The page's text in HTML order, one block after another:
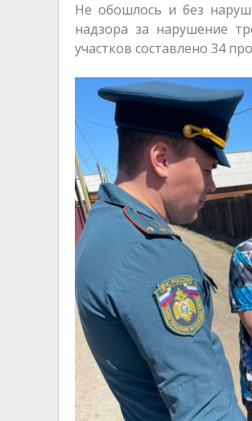
Не обошлось и без
надзора за нарушение
участков составлено 34